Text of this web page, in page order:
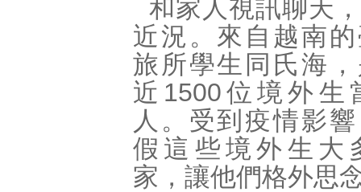
和家人視訊聊天
近況。來自越南
旅所學生同氏海
近1500位境外生
人。受到疫情影
假這些境外生大
家，讓他們格外思